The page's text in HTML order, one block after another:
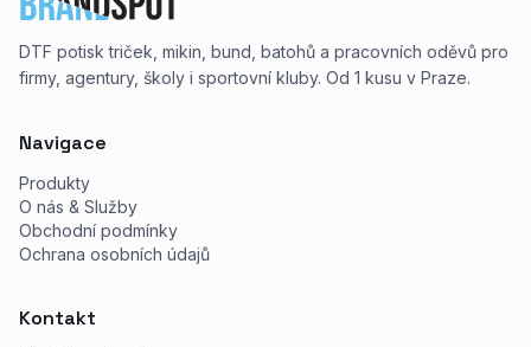
DTF potisk triček, mikin, bund, batohů a pracovních oděvů pro
firmy, agentury, školy i sportovní kluby. Od 1 kusu v Praze.
Navigace
Produkty
O nás & Služby
Obchodní podmínky
Ochrana osobních údajů
Kontakt